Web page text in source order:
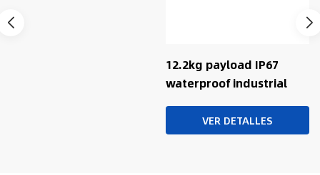
12.2kg payload IP67
waterproof industrial
VER DETALLES